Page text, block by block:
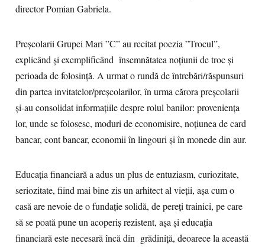
director Pomian Gabriela.
Preșcolarii Grupei Mari ”C” au recitat poezia ”Trocul”,
explicând și exemplificând însemnătatea noţiunii de troc și
perioada de folosinţă. A urmat o rundă de întrebări/răspunsuri
din partea invitatelor/preșcolarilor, în urma cărora preșcolarii
și-au consolidat informațiile despre rolul banilor: provenienţa
lor, unde se folosesc, moduri de economisire, noţiunea de card
bancar, cont bancar, economii în lingouri și în monede din aur.
Educația financiară a adus un plus de entuziasm, curiozitate,
seriozitate, fiind mai bine zis un arhitect al vieții, așa cum o
casă are nevoie de o fundație solidă, de pereți trainici, pe care
să se poată pune un acoperiș rezistent, așa și educația
financiară este necesară încă din grădiniță, deoarece la această